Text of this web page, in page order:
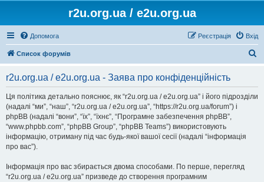
r2u.org.ua / e2u.org.ua
Допомога Вхід
Реєстрація
Список форумів
r2u.org.ua / e2u.org.ua - Заява про конфіденційність
Ця політика детально пояснює, як “r2u.org.ua / e2u.org.ua” і його підрозділи
(надалі “ми”, “наш”, “r2u.org.ua / e2u.org.ua”, “https://r2u.org.ua/forum”) і
phpBB (надалі “вони”, “їх”, “їхнє”, “Програмне забезпечення phpBB”,
“www.phpbb.com”, “phpBB Group”, “phpBB Teams”) використовують
інформацію, отриману під час будь-якої вашої сесії (надалі “інформація
про вас”).
Інформація про вас збирається двома способами. По перше, перегляд
“r2u.org.ua / e2u.org.ua” призведе до створення програмним